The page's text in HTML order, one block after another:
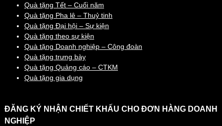
Quà tặng Tết – Cuối năm
Quà tặng Pha lê – Thuỷ tinh
Quà tặng Đại hội – Sự kiện
Quà tặng theo sự kiện
Quà tặng Doanh nghiệp – Công đoàn
Quà tặng trưng bày
Quà tặng Quảng cáo – CTKM
Quà tặng gia dụng
ĐĂNG KÝ NHẬN CHIẾT KHẤU CHO ĐƠN HÀNG DOANH
NGHIỆP